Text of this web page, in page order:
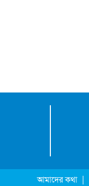
আমাদের কথা |